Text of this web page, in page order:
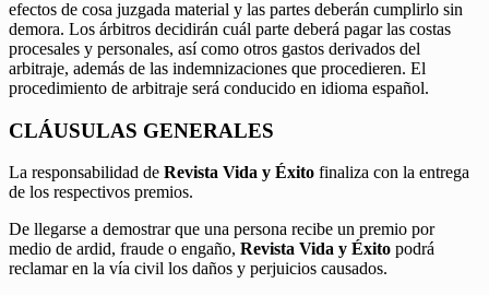
efectos de cosa juzgada material y las partes deberán cumplirlo sin
demora. Los árbitros decidirán cuál parte deberá pagar las costas
procesales y personales, así como otros gastos derivados del
arbitraje, además de las indemnizaciones que procedieren. El
procedimiento de arbitraje será conducido en idioma español.
CLÁUSULAS GENERALES
La responsabilidad de Revista Vida y Éxito finaliza con la entrega
de los respectivos premios.
De llegarse a demostrar que una persona recibe un premio por
medio de ardid, fraude o engaño, Revista Vida y Éxito podrá
reclamar en la vía civil los daños y perjuicios causados.